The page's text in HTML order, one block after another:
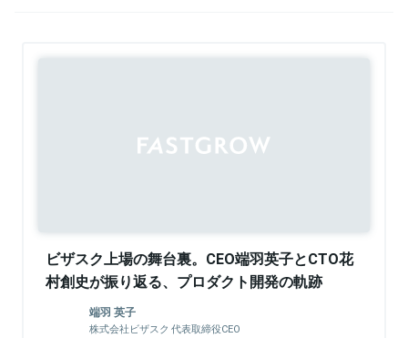
ビザスク上場の舞台裏。CEO端羽英子とCTO花
村創史が振り返る、プロダクト開発の軌跡
端羽 英子
株式会社ビザスク 代表取締役CEO